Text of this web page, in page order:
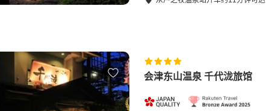
会津东山温泉 千代泷旅馆